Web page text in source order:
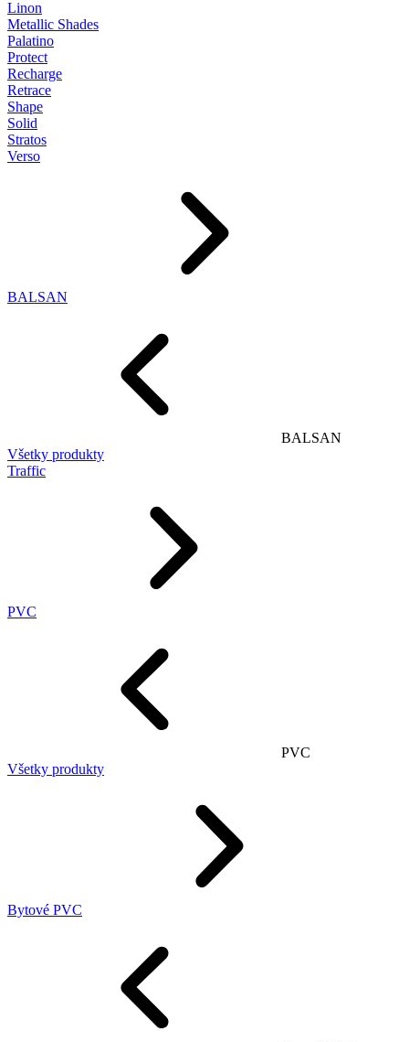
Linon
Metallic Shades
Palatino
Protect
Recharge
Retrace
Shape
Solid
Stratos
Verso
BALSAN
BALSAN
Všetky produkty
Traffic
PVC
PVC
Všetky produkty
Bytové PVC